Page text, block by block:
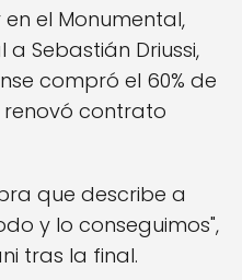
el Monumental,
Sebastián Driussi,
compró el 60% de
renovó contrato
que describe a
y lo conseguimos",
tras la final.